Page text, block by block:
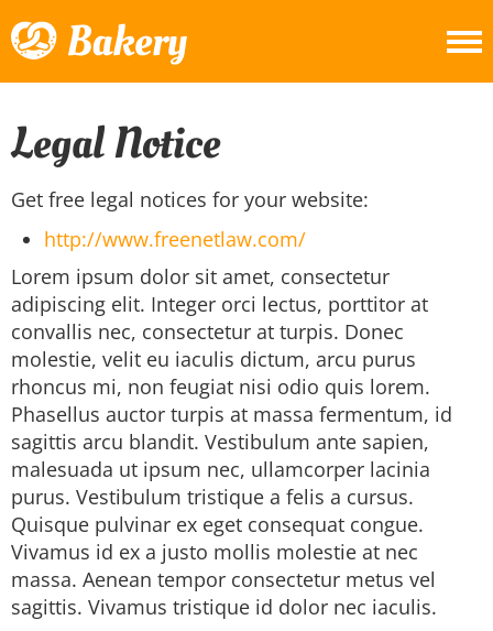
Legal Notice
Get free legal notices for your website:
http://www.freenetlaw.com/
Lorem ipsum dolor sit amet, consectetur
adipiscing elit. Integer orci lectus, porttitor at
convallis nec, consectetur at turpis. Donec
molestie, velit eu iaculis dictum, arcu purus
rhoncus mi, non feugiat nisi odio quis lorem.
Phasellus auctor turpis at massa fermentum, id
sagittis arcu blandit. Vestibulum ante sapien,
malesuada ut ipsum nec, ullamcorper lacinia
purus. Vestibulum tristique a felis a cursus.
Quisque pulvinar ex eget consequat congue.
Vivamus id ex a justo mollis molestie at nec
massa. Aenean tempor consectetur metus vel
sagittis. Vivamus tristique id dolor nec iaculis.